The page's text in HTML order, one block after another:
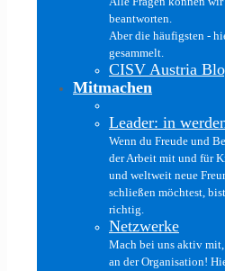
beantworten.
Aber die häufigsten -
gesammelt.
CISV Austria
Mitmachen
Leader: in
Wenn du Freude und
der Arbeit mit und für
und weltweit neue
schließen möchtest,
richtig.
Netzwerke
Mach bei uns aktiv
an der Organisation!